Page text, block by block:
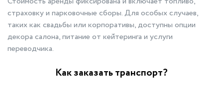
страховку и парковочные сборы. Для особых случаев,
таких как свадьбы или корпоративы, доступны опции
декора салона, питание от кейтеринга и услуги
переводчика.
Как заказать транспорт?